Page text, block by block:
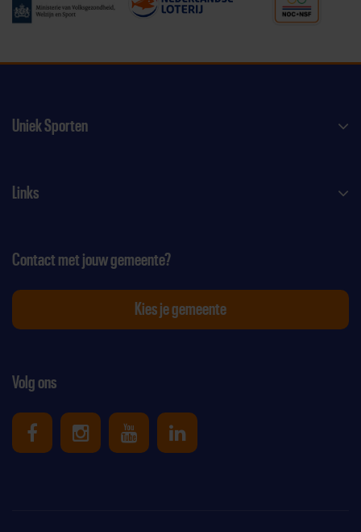
Uniek Sporten
Links
Volg ons
Uniek Sporten op Facebook
Uniek Sporten op Instagram
Uniek Sporten op Youtube
Uniek Sporten op
Contact met jouw gemeente?
Kies je gemeente